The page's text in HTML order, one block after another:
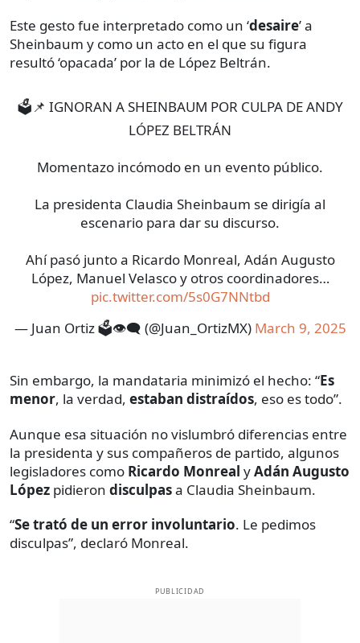
Este gesto fue interpretado como un ‘desaire’ a
Sheinbaum y como un acto en el que su figura
resultó ‘opacada’ por la de López Beltrán.
🗳️📌 IGNORAN A SHEINBAUM POR CULPA DE ANDY
LÓPEZ BELTRÁN
Momentazo incómodo en un evento público.
La presidenta Claudia Sheinbaum se dirigía al
escenario para dar su discurso.
Ahí pasó junto a Ricardo Monreal, Adán Augusto
López, Manuel Velasco y otros coordinadores…
pic.twitter.com/5s0G7NNtbd
— Juan Ortiz 🗳️👁‍🗨 (@Juan_OrtizMX) March 9, 2025
Sin embargo, la mandataria minimizó el hecho: “Es
menor, la verdad, estaban distraídos, eso es todo”.
Aunque esa situación no vislumbró diferencias entre
la presidenta y sus compañeros de partido, algunos
legisladores como Ricardo Monreal yAdán Augusto
López pidieron disculpasa Claudia Sheinbaum.
“Se trató de un error involuntario. Le pedimos
disculpas”, declaró Monreal.
PUBLICIDAD